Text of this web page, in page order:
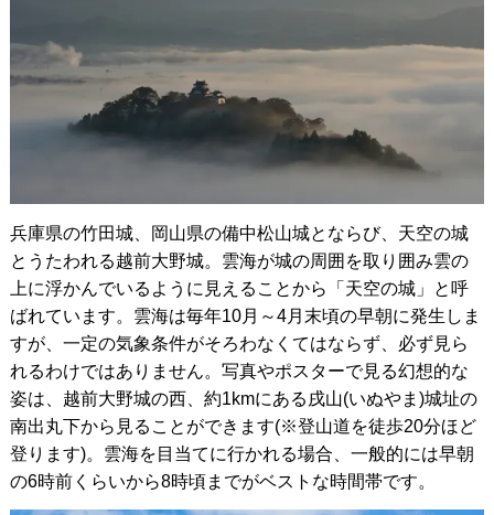
兵庫県の竹田城、岡山県の備中松山城とならび、天空の城
とうたわれる越前大野城。雲海が城の周囲を取り囲み雲の
上に浮かんでいるように見えることから「天空の城」と呼
ばれています。雲海は毎年10月～4月末頃の早朝に発生しま
すが、一定の気象条件がそろわなくてはならず、必ず見ら
れるわけではありません。写真やポスターで見る幻想的な
姿は、越前大野城の西、約1kmにある戌山(いぬやま)城址の
南出丸下から見ることができます(※登山道を徒歩20分ほど
登ります)。雲海を目当てに行かれる場合、一般的には早朝
の6時前くらいから8時頃までがベストな時間帯です。